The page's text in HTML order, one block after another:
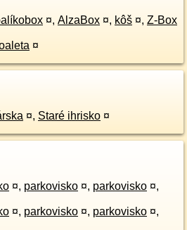
¤, AlzaBox ¤, kôš ¤, Z-Box
¤
¤, Staré ihrisko ¤
¤, parkovisko ¤, parkovisko ¤,
¤, parkovisko ¤, parkovisko ¤,